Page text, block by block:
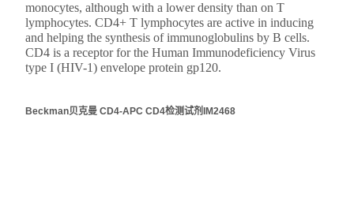
monocytes, although with a lower density than on T
lymphocytes. CD4+ T lymphocytes are active in inducing
and helping the synthesis of immunoglobulins by B cells.
CD4 is a receptor for the Human Immunodeficiency Virus
type I (HIV-1) envelope protein gp120.
Beckman贝克曼 CD4-APC CD4检测试剂IM2468